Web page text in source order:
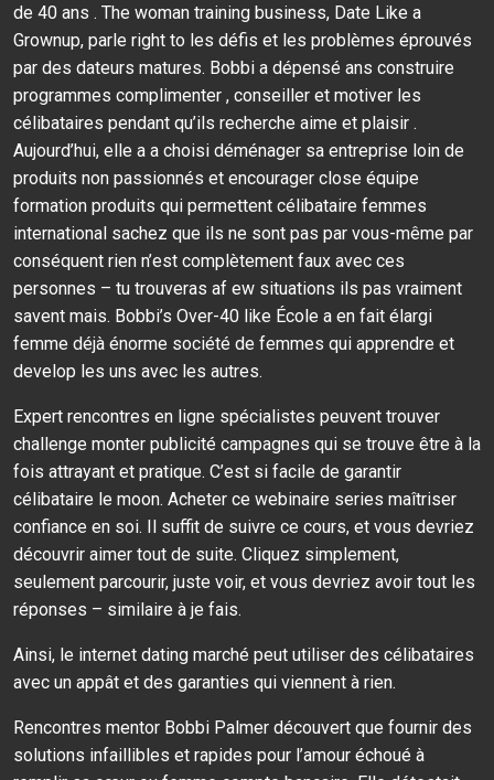
de 40 ans . The woman training business, Date Like a
Grownup, parle right to les défis et les problèmes éprouvés
par des dateurs matures. Bobbi a dépensé ans construire
programmes complimenter , conseiller et motiver les
célibataires pendant qu’ils recherche aime et plaisir .
Aujourd’hui, elle a a choisi déménager sa entreprise loin de
produits non passionnés et encourager close équipe
formation produits qui permettent célibataire femmes
international sachez que ils ne sont pas par vous-même par
conséquent rien n’est complètement faux avec ces
personnes – tu trouveras af ew situations ils pas vraiment
savent mais. Bobbi’s Over-40 like École a en fait élargi
femme déjà énorme société de femmes qui apprendre et
develop les uns avec les autres.
Expert rencontres en ligne spécialistes peuvent trouver
challenge monter publicité campagnes qui se trouve être à la
fois attrayant et pratique. C’est si facile de garantir
célibataire le moon. Acheter ce webinaire series maîtriser
confiance en soi. Il suffit de suivre ce cours, et vous devriez
découvrir aimer tout de suite. Cliquez simplement,
seulement parcourir, juste voir, et vous devriez avoir tout les
réponses – similaire à je fais.
Ainsi, le internet dating marché peut utiliser des célibataires
avec un appât et des garanties qui viennent à rien.
Rencontres mentor Bobbi Palmer découvert que fournir des
solutions infaillibles et rapides pour l’amour échoué à